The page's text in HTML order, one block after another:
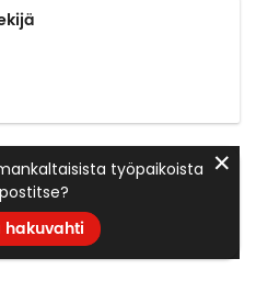
työpaikoista
hakuvahti
✕